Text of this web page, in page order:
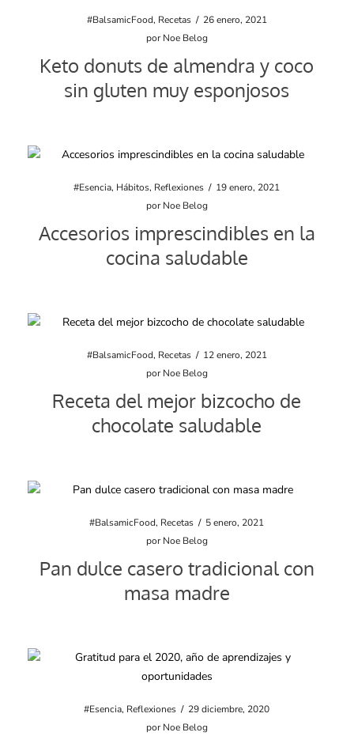
#BalsamicFood, Recetas / 26 enero, 2021
porNoe Belog
Keto donuts de almendra y coco
sin gluten muy esponjosos
#Esencia, Hábitos, Reflexiones / 19 enero, 2021
porNoe Belog
Accesorios imprescindibles en la
cocina saludable
#BalsamicFood, Recetas / 12 enero, 2021
porNoe Belog
Receta del mejor bizcocho de
chocolate saludable
#BalsamicFood, Recetas / 5 enero, 2021
porNoe Belog
Pan dulce casero tradicional con
masa madre
#Esencia, Reflexiones / 29 diciembre, 2020
porNoe Belog